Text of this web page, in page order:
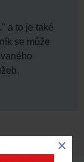
" a to je také
se může